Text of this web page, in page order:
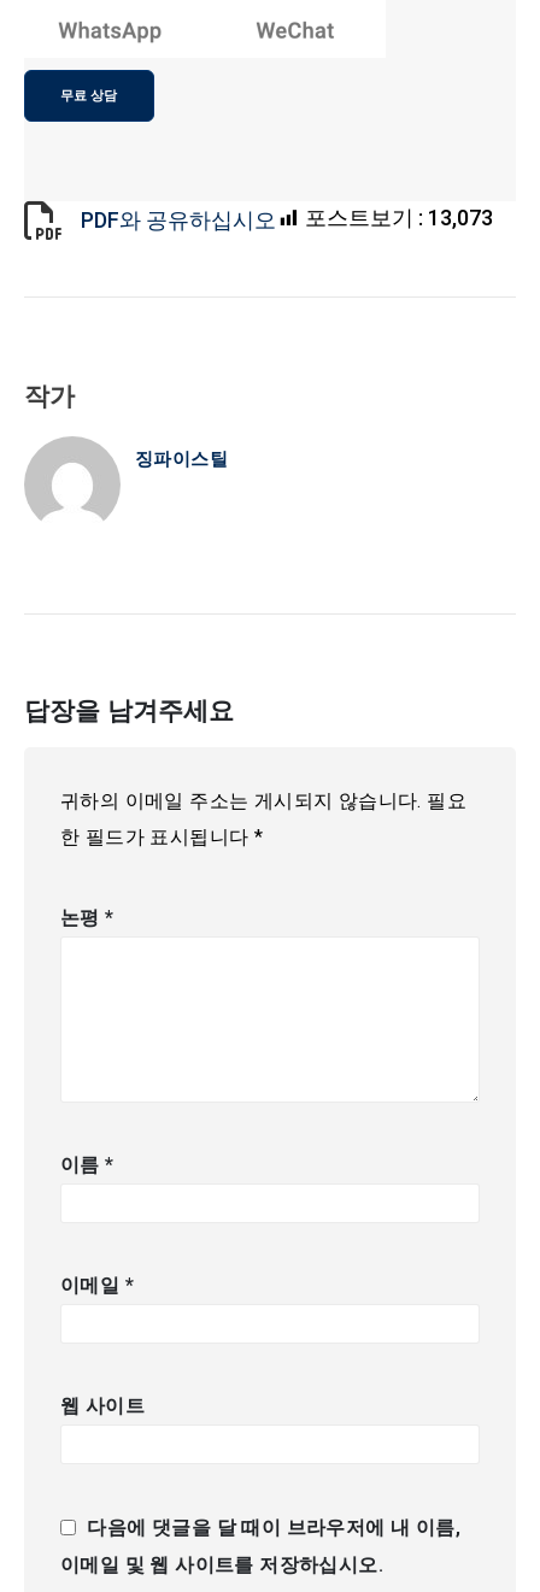
무료 상담
PDF와 공유하십시오 포스트보기 : 13,073
작가
징파이스틸
답장을 남겨주세요
귀하의 이메일 주소는 게시되지 않습니다. 필요
한 필드가 표시됩니다 *
논평*
이름*
이메일 *
웹 사이트
다음에 댓글을 달 때이 브라우저에 내 이름,
이메일 및 웹 사이트를 저장하십시오.